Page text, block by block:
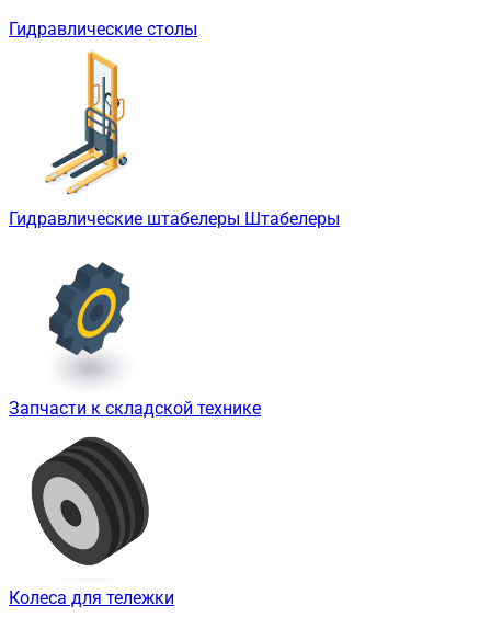
Гидравлические столы
Гидравлические штабелеры Штабелеры
Запчасти к складской технике
Колеса для тележки